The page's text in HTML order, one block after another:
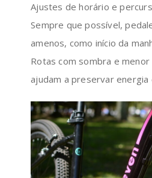
Ajustes de horário e
Sempre que possível,
amenos, como início da
Rotas com sombra e
ajudam a preservar energia